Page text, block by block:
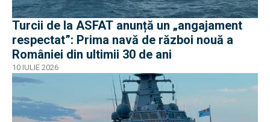
Turcii de la ASFAT anunță un „angajament
respectat”: Prima navă de război nouă a
României din ultimii 30 de ani
10 IULIE 2026